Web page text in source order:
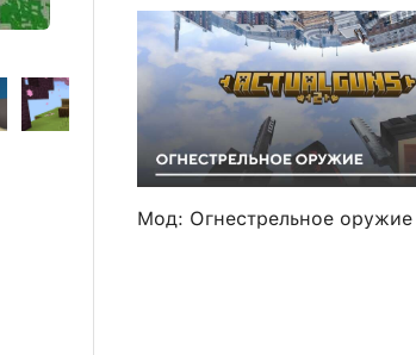
Мод: Огнестрельное оружие